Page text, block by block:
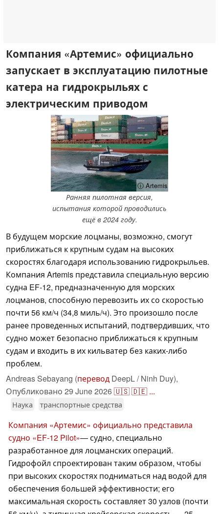
Компания «Артемис» официально
запускает в эксплуатацию пилотные
катера на гидрокрыльях с
электрическим приводом
ⓘ Artemis
Ранняя пилотная версия,
испытания которой проводились
ещё в 2024 году.
В будущем морские лоцманы, возможно, смогут
приближаться к крупным судам на высоких
скоростях благодаря использованию гидрокрыльев.
Компания Artemis представила специальную версию
судна EF-12, предназначенную для морских
лоцманов, способную перевозить их со скоростью
почти 56 км/ч (34,8 миль/ч). Это произошло после
ранее проведенных испытаний, подтвердивших, что
судно может безопасно приближаться к крупным
судам и входить в их кильватер без каких-либо
проблем.
Andreas Sebayang (перевод DeepL / Ninh Duy),
Опубликовано 29 June 2026🇺🇸🇩🇪 ...
Наука транспортные средства
Компания «Артемис» официально представила
судно «EF-12 Pilot»— судно, специально
разработанное для лоцманских операций.
Гидрофойл спроектирован таким образом, чтобы
при высоких скоростях подниматься над водой для
обеспечения большей эффективности; его
максимальная скорость составляет 30 узлов (почти